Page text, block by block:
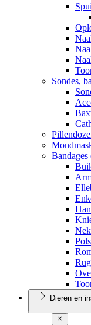
Sondes,
Pols
Rug
Dieren en